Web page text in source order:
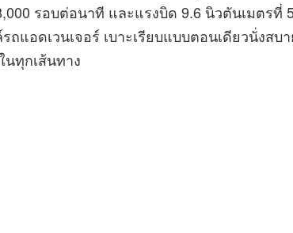
รอบต่อนาที และแรงบิด 9.6 นิวตันเมตร
ถแอดเวนเจอร์ เบาะเรียบแบบตอนเดียวนั่งส
ทุกเส้นทาง